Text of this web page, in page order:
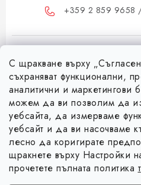
С щракване върху
съхраняват функционални,
аналитични и маркетингови
можем да ви позволим да
уебсайта, да измерваме
уебсайт и да ви насочваме
лесно да коригирате
щракнете върху Настройки
прочетете пълната политика
+359 2 859 9658
Ф
Информация за вас
Коя е фирма Magsy?